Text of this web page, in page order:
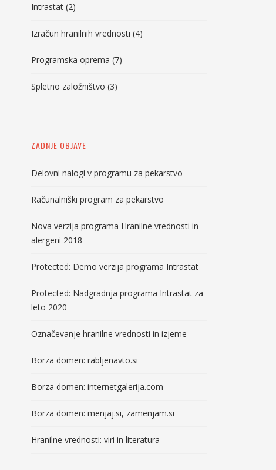
Intrastat (2)
Izračun hranilnih vrednosti (4)
Programska oprema (7)
Spletno založništvo (3)
ZADNJE OBJAVE
Delovni nalogi v programu za pekarstvo
Računalniški program za pekarstvo
Nova verzija programa Hranilne vrednosti in
alergeni 2018
Protected: Demo verzija programa Intrastat
Protected: Nadgradnja programa Intrastat za
leto 2020
Označevanje hranilne vrednosti in izjeme
Borza domen: rabljenavto.si
Borza domen: internetgalerija.com
Borza domen: menjaj.si, zamenjam.si
Hranilne vrednosti: viri in literatura